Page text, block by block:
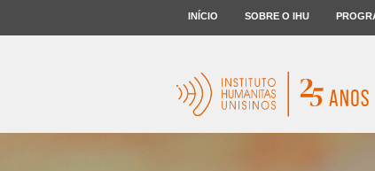
INÍCIO SOBRE O IHU